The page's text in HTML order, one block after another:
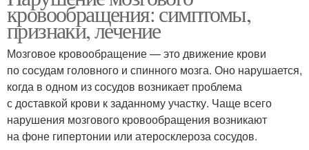
кровообращения: симптомы,
признаки, лечение
Мозговое кровообращение — это движение крови
по сосудам головного и спинного мозга. Оно нарушается,
когда в одном из сосудов возникает проблема
с доставкой крови к заданному участку. Чаще всего
нарушения мозгового кровообращения возникают
на фоне гипертонии или атеросклероза сосудов.